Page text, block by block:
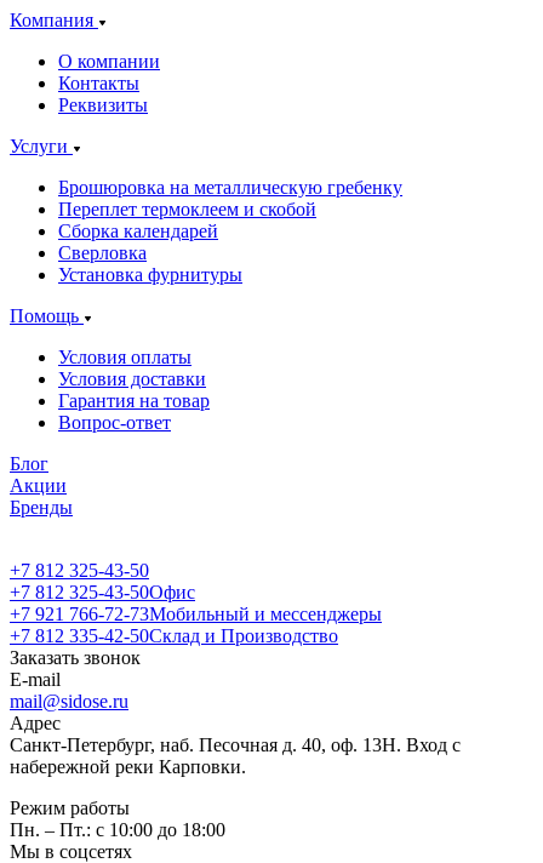
Компания
О компании
Контакты
Реквизиты
Услуги
Брошюровка на металлическую гребенку
Переплет термоклеем и скобой
Сборка календарей
Сверловка
Установка фурнитуры
Помощь
Условия оплаты
Условия доставки
Гарантия на товар
Вопрос-ответ
Блог
Акции
Бренды
+7 812 325-43-50
+7 812 325-43-50Офис
+7 921 766-72-73Мобильный и мессенджеры
+7 812 335-42-50Склад и Производство
Заказать звонок
E-mail
mail@sidose.ru
Адрес
Санкт-Петербург, наб. Песочная д. 40, оф. 13Н. Вход с
набережной реки Карповки.
Режим работы
Пн. – Пт.: с 10:00 до 18:00
Мы в соцсетях